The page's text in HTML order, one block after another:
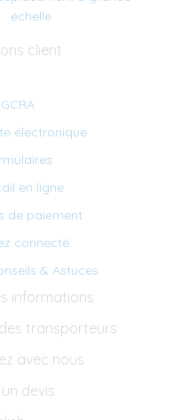
échelle
client
GCRA
électronique
en ligne
de paiement
connecté
& Astuces
informations
transporteurs
avec nous
devis